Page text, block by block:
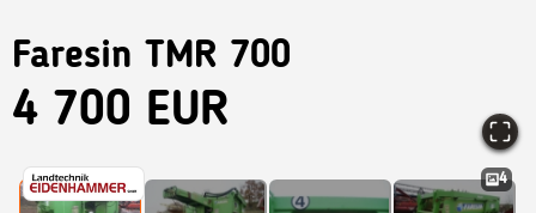
Faresin TMR 700
4 700 EUR
4